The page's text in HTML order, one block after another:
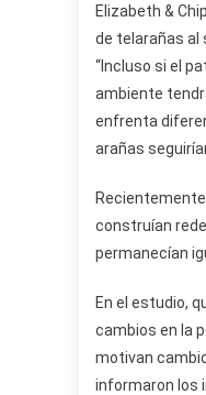
Elizabeth &
de telarañas al
“Incluso si el
ambiente
enfrenta
arañas
construían
permanecían
En el estudio,
cambios en la
motivan
informaron los